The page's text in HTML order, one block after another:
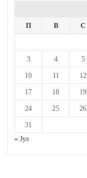
П В С
3 4 5
10 11 12
17 18 19
24 25 26
31
« Јул